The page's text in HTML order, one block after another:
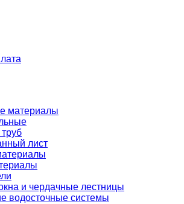
материалы
лист
и чердачные лестницы
водосточные системы